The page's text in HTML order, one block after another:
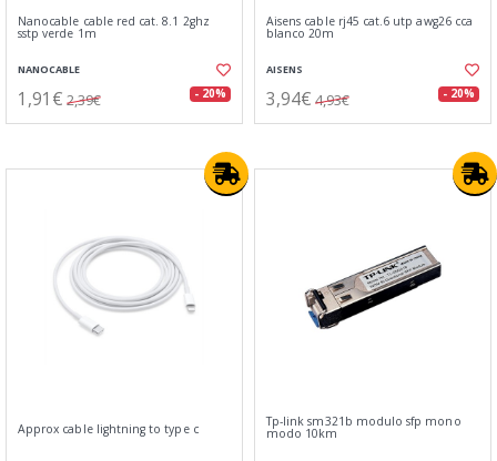
Nanocable cable red cat. 8.1 2ghz
sstp verde 1m
NANOCABLE
1,91€ 2,39€ - 20%
Aisens cable rj45 cat.6 utp awg26 cca
blanco 20m
AISENS
3,94€ 4,93€ - 20%
Approx cable lightning to type c Tp-link sm321b modulo sfp mono
modo 10km